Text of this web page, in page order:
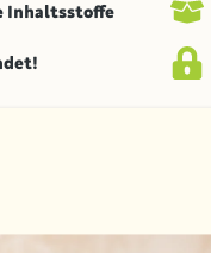
Inhaltsstoffe